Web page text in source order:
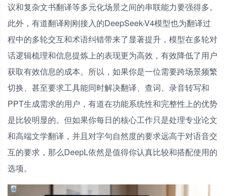
议和复杂文书翻译等多元化场景之间的串联能力要强得多。
此外，有道翻译刚刚接入的DeepSeek-V4模型也为翻译过
程中的多轮交互和术语纠错带来了显著提升，模型在多轮对
话逻辑梳理和信息提炼上的表现更为高效，有效降低了用户
获取有效信息的成本。所以，如果你是一位需要跨场景频繁
切换、甚至要求工具能同时解决翻译、查词、录音转写和
PPT生成需求的用户，有道在功能系统性和完整性上的优势
是比较明显的。但如果你每日的核心工作只是处理专业论文
和高端文学翻译，并且对字句自然度的要求远高于对语音交
互的要求，那么DeepL依然是值得你认真比较和搭配使用的
选项。